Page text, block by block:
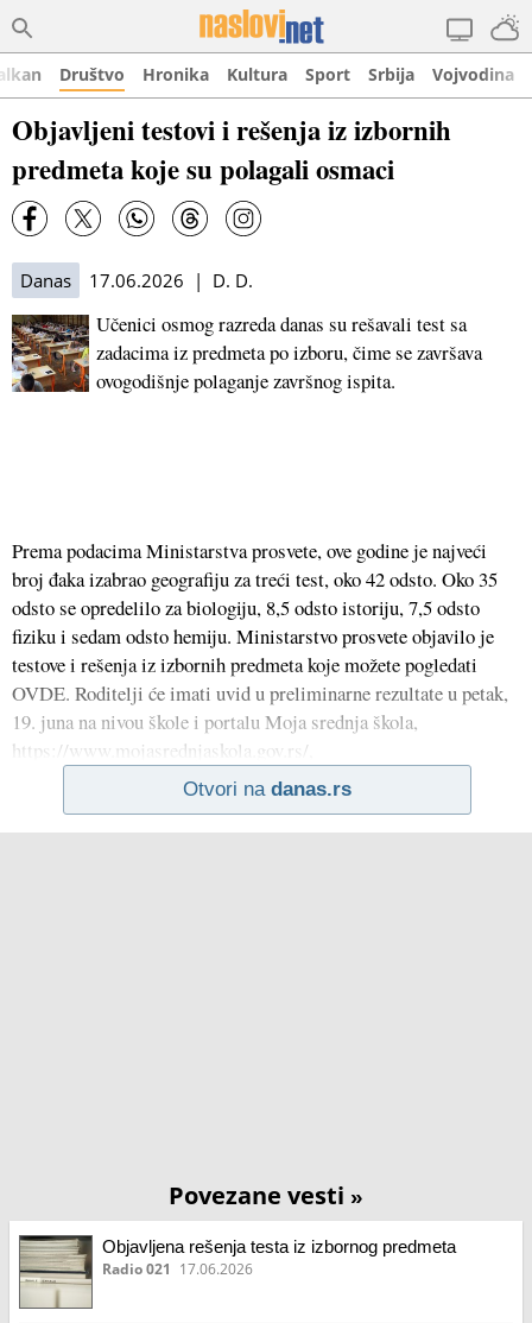
Društvo Hronika Kultura Sport Srbija Vojvodina
Objavljeni testovi i rešenja iz izbornih
predmeta koje su polagali osmaci
Danas 17.06.2026 | D. D.
Učenici osmog razreda danas su rešavali test sa
zadacima iz predmeta po izboru, čime se završava
ovogodišnje polaganje završnog ispita.
Prema podacima Ministarstva prosvete, ove godine je najveći
broj đaka izabrao geografiju za treći test, oko 42 odsto. Oko 35
odsto se opredelilo za biologiju, 8,5 odsto istoriju, 7,5 odsto
fiziku i sedam odsto hemiju. Ministarstvo prosvete objavilo je
testove i rešenja iz izbornih predmeta koje možete pogledati
OVDE. Roditelji će imati uvid u preliminarne rezultate u petak,
19. juna na nivou škole i portalu Moja srednja škola,
https://www.mojasrednjaskola.gov.rs/,
Otvori na danas.rs
Povezane vesti »
Objavljena rešenja testa iz izbornog predmeta
Radio 021 17.06.2026